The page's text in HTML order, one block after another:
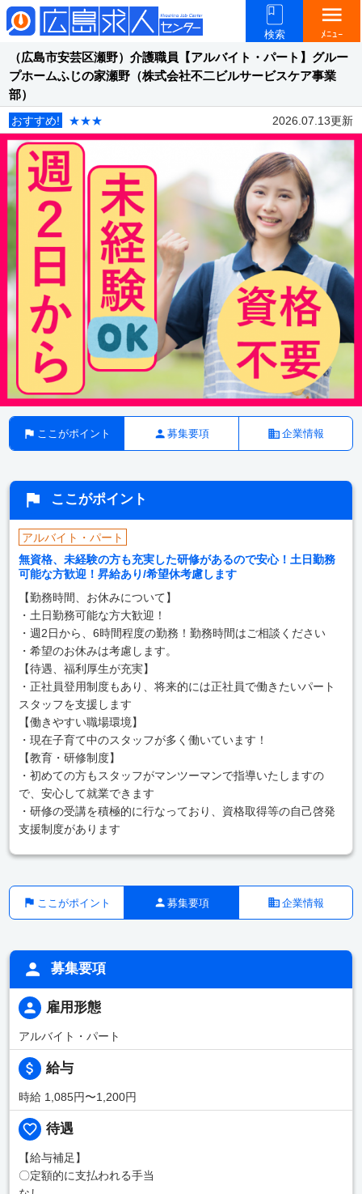
検索
menu
ﾒﾆｭｰ
（広島市安芸区瀬野）介護職員【アルバイト・パート】グルー
プホームふじの家瀬野（株式会社不二ビルサービスケア事業
部）
おすすめ! ★★★ 2026.07.13更新
ここがポイント 募集要項 企業情報
ここがポイント
アルバイト・パート
無資格、未経験の方も充実した研修があるので安心！土日勤務
可能な方歓迎！昇給あり/希望休考慮します
【勤務時間、お休みについて】
・土日勤務可能な方大歓迎！
・週2日から、6時間程度の勤務！勤務時間はご相談ください
・希望のお休みは考慮します。
【待遇、福利厚生が充実】
・正社員登用制度もあり、将来的には正社員で働きたいパート
スタッフを支援します
【働きやすい職場環境】
・現在子育て中のスタッフが多く働いています！
【教育・研修制度】
・初めての方もスタッフがマンツーマンで指導いたしますの
で、安心して就業できます
・研修の受講を積極的に行なっており、資格取得等の自己啓発
支援制度があります
ここがポイント 募集要項 企業情報
募集要項
雇用形態
アルバイト・パート
給与
時給 1,085円〜1,200円
待遇
【給与補足】
〇定額的に支払われる手当